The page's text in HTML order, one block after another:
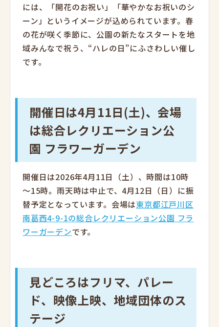
には、「開花のお祝い」「華やかなお祝いのシ
ーン」というイメージが込められています。春
の花が咲く季節に、公園の新たなスタートを地
域みんなで祝う、“ハレの日”にふさわしい催し
です。
開催日は4月11日(土)、会場
は総合レクリエーション公
園 フラワーガーデン
開催日は2026年4月11日（土）、時間は10時
～15時。雨天時は中止で、4月12日（日）に振
替予定となっています。会場は東京都江戸川区
南葛西4-9-1の総合レクリエーション公園 フラ
ワーガーデンです。
見どころはフリマ、パレー
ド、映像上映、地域団体のス
テージ